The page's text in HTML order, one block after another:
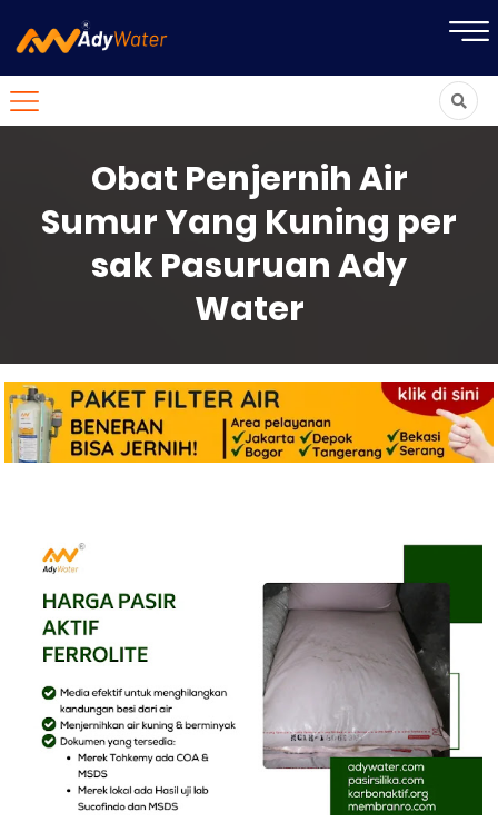
Obat Penjernih Air
Sumur Yang Kuning per
sak Pasuruan Ady
Water